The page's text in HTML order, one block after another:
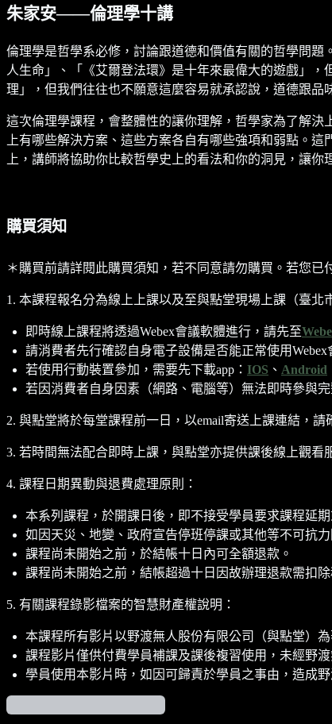
朱家安——倫理學十講
倫理學是哲學系必修，討論跟道德和價值有關的哲學問
人生命」、「《艾爾登法環》是十年來最偉大的遊戲」
理」，但我們往往也不願意這麼容易就承認說，道德跟品
這次倫理學課程，會整體性的讓你理解，哲學家為了解
上有哪些解決方案、這些方案各自有哪些強項和弱點。
上，講師將協助你比較哲學史上的看法和你的洞見，讓
購買須知
＊購買前請詳閱此購買須知，若不同意請勿購買。若您已
1. 本課程報名分為線上上課以及至與點堂現場上課（臺北
即時線上課程將透過Webex會議軟體進行，請先至
請消費者先行確認自身電子設備是否能正常使用Webex
若使用行動裝置參加，需要先下載app： IOS 、 Android
若因消費者自身因素（網路、電腦等）無法即時參與
2. 與點堂將於每堂課程前一日，以email寄送上課連結，
3. 若時間無法配合即時上課，與點堂亦提供課後線上觀看
4. 課程日期異動與退費處理原則：
本系列課程，於開課日後，即不接受學員要求課程延期
如因天災、地變、政府宣告停班停課或其他等不可抗
課程尚未開始之前，於結帳十日內可全額退款。
課程尚未開始之前，結帳超過十日因故辦理退款需扣
5. 有關課程錄影檔案的智慧財產權說明：
本課程所有影片以野渡無人股份有限公司（與點堂）
課程影片僅供付費學員補課及課後複習使用，未經野
學員使用本影片時，如因可歸責於學員之事由，造成